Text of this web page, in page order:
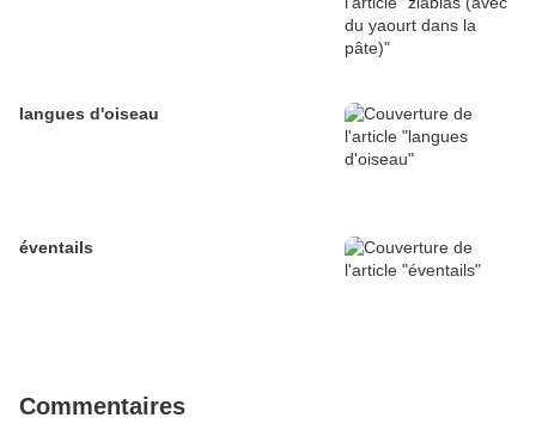
langues d'oiseau
éventails
Commentaires